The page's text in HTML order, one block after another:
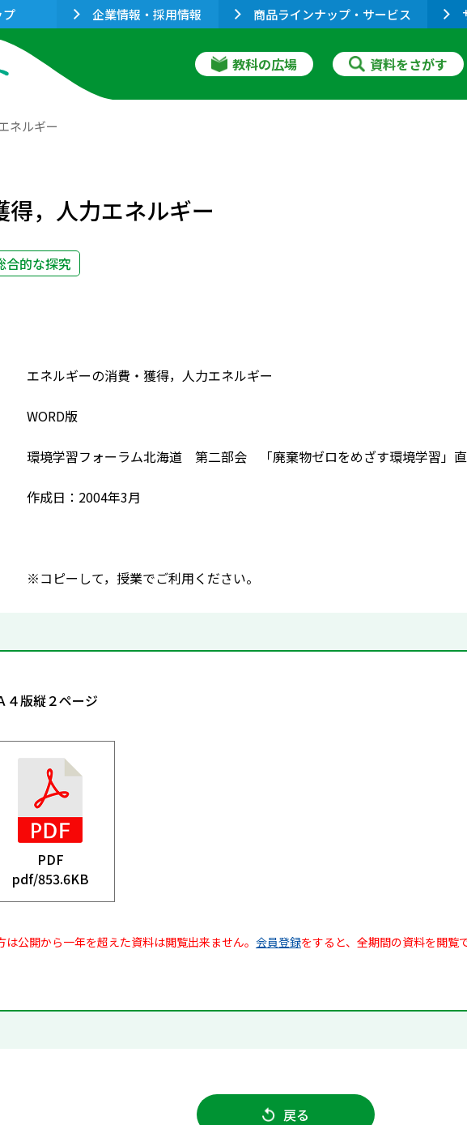
プ 企業情報・採用情報 商品ラインナップ・サービス
教科の広場 資料をさがす
ネルギー
，人力エネルギー
合的な探究
エネルギーの消費・獲得，人力エネルギー
WORD版
環境学習フォーラム北海道 第二部会 「廃棄物ゼロをめざす環境学習」
作成日：2004年3月
※コピーして，授業でご利用ください。
４版縦２ページ
PDF
pdf/853.6KB
は公開から一年を超えた資料は閲覧出来ません。 会員登録をすると、全期間の資料を閲覧
戻る